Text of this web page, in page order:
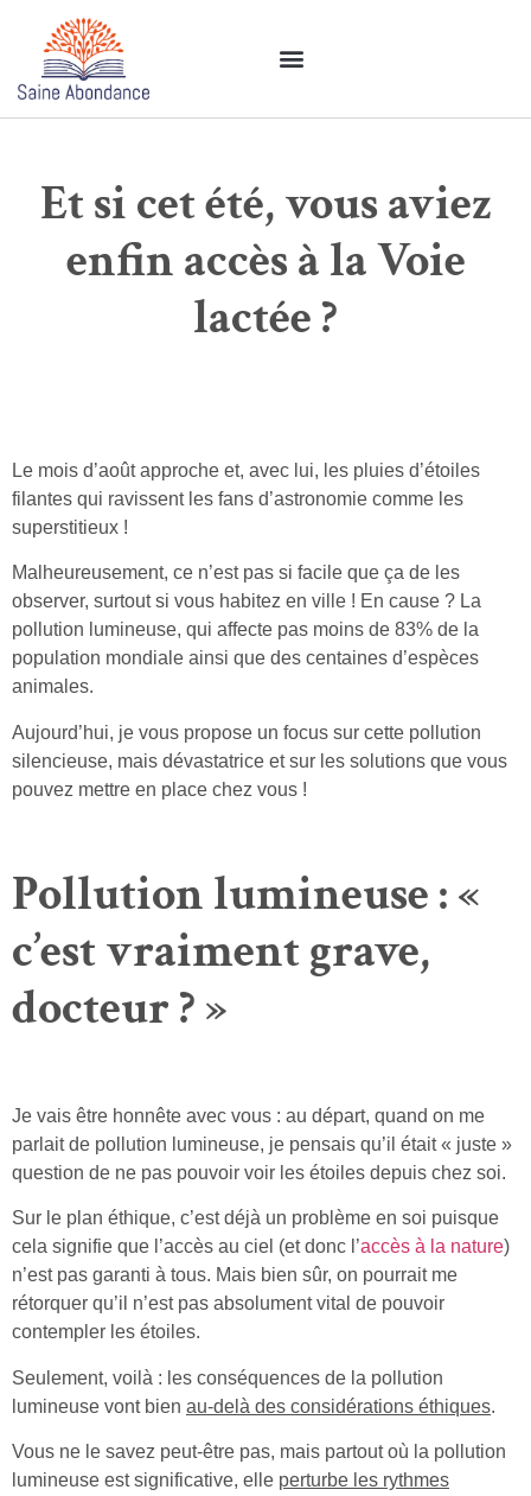
Et si cet été, vous aviez
enfin accès à la Voie
lactée ?
Le mois d’août approche et, avec lui, les pluies d’étoiles
filantes qui ravissent les fans d’astronomie comme les
superstitieux !
Malheureusement, ce n’est pas si facile que ça de les
observer, surtout si vous habitez en ville ! En cause ? La
pollution lumineuse, qui affecte pas moins de 83% de la
population mondiale ainsi que des centaines d’espèces
animales.
Aujourd’hui, je vous propose un focus sur cette pollution
silencieuse, mais dévastatrice et sur les solutions que vous
pouvez mettre en place chez vous !
Pollution lumineuse : «
c’est vraiment grave,
docteur ? »
Je vais être honnête avec vous : au départ, quand on me
parlait de pollution lumineuse, je pensais qu’il était « juste »
question de ne pas pouvoir voir les étoiles depuis chez soi.
Sur le plan éthique, c’est déjà un problème en soi puisque
cela signifie que l’accès au ciel (et donc l’accès à la nature)
n’est pas garanti à tous. Mais bien sûr, on pourrait me
rétorquer qu’il n’est pas absolument vital de pouvoir
contempler les étoiles.
Seulement, voilà : les conséquences de la pollution
lumineuse vont bien au-delà des considérations éthiques.
Vous ne le savez peut-être pas, mais partout où la pollution
lumineuse est significative, elle perturbe les rythmes